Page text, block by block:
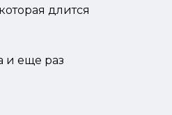
длится
и еще раз